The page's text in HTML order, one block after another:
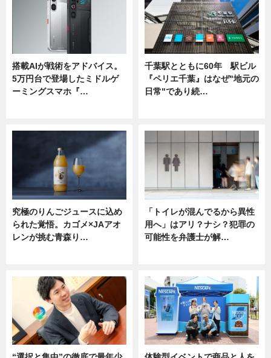
搭載AIが戦術をアドバイス。
5万円台で登場したミドルゲ
ーミングスマホ『…
千葉駅とともに60年 駅ビル
『ペリエ千葉』はなぜ"地元の
日常"であり続…
究極のりんごジュースに込め
られた覚悟。カゴメ×JAアオ
レンが挑む青森り…
「トイレが混んでるから異性
用へ」はアリ？ナシ？犯罪の
可能性を弁護士が解…